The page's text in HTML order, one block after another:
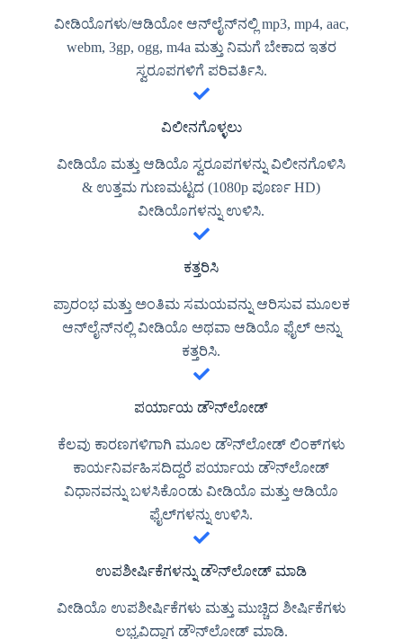
ವೀಡಿಯೊಗಳು/ಆಡಿಯೋ ಆನ್‌ಲೈನ್‌ನಲ್ಲಿ mp3, mp4, aac,
webm, 3gp, ogg, m4a ಮತ್ತು ನಿಮಗೆ ಬೇಕಾದ ಇತರ
ಸ್ವರೂಪಗಳಿಗೆ ಪರಿವರ್ತಿಸಿ.
ವಿಲೀನಗೊಳ್ಳಲು
ವೀಡಿಯೊ ಮತ್ತು ಆಡಿಯೊ ಸ್ವರೂಪಗಳನ್ನು ವಿಲೀನಗೊಳಿಸಿ
& ಉತ್ತಮ ಗುಣಮಟ್ಟದ (1080p ಪೂರ್ಣ HD)
ವೀಡಿಯೊಗಳನ್ನು ಉಳಿಸಿ.
ಕತ್ತರಿಸಿ
ಪ್ರಾರಂಭ ಮತ್ತು ಅಂತಿಮ ಸಮಯವನ್ನು ಆರಿಸುವ ಮೂಲಕ
ಆನ್‌ಲೈನ್‌ನಲ್ಲಿ ವೀಡಿಯೊ ಅಥವಾ ಆಡಿಯೊ ಫೈಲ್ ಅನ್ನು
ಕತ್ತರಿಸಿ.
ಪರ್ಯಾಯ ಡೌನ್‌ಲೋಡ್
ಕೆಲವು ಕಾರಣಗಳಿಗಾಗಿ ಮೂಲ ಡೌನ್‌ಲೋಡ್ ಲಿಂಕ್‌ಗಳು
ಕಾರ್ಯನಿರ್ವಹಿಸದಿದ್ದರೆ ಪರ್ಯಾಯ ಡೌನ್‌ಲೋಡ್
ವಿಧಾನವನ್ನು ಬಳಸಿಕೊಂಡು ವೀಡಿಯೊ ಮತ್ತು ಆಡಿಯೊ
ಫೈಲ್‌ಗಳನ್ನು ಉಳಿಸಿ.
ಉಪಶೀರ್ಷಿಕೆಗಳನ್ನು ಡೌನ್‌ಲೋಡ್ ಮಾಡಿ
ವೀಡಿಯೊ ಉಪಶೀರ್ಷಿಕೆಗಳು ಮತ್ತು ಮುಚ್ಚಿದ ಶೀರ್ಷಿಕೆಗಳು
ಲಭ್ಯವಿದ್ದಾಗ ಡೌನ್‌ಲೋಡ್ ಮಾಡಿ.